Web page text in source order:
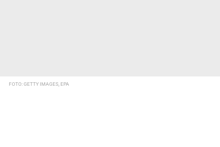
FOTO: GETTY IMAGES, EPA